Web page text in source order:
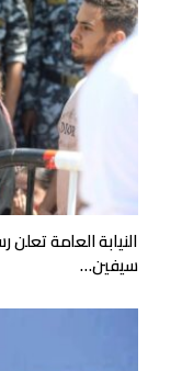
النيابة العامة
سيفين…